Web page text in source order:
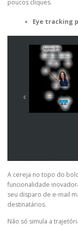
poucos cliques.
Eye tracking
A cereja no topo do
funcionalidade
seu disparo de e-mail
destinatários.
Não só simula a